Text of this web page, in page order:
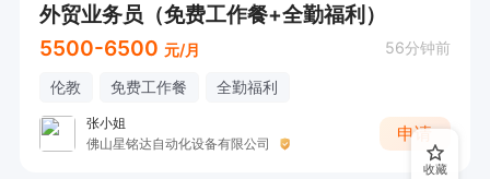
外贸业务员（免费工作餐+全勤福利）
5500-6500 元/月 56分钟前
伦教 免费工作餐 全勤福利
张小姐
佛山星铭达自动化设备有限公司
申请
收藏